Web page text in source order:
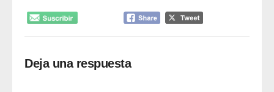
Deja una respuesta